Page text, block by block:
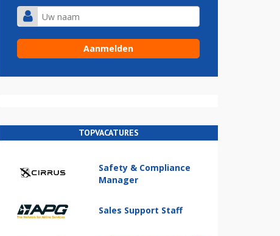
TOPVACATURES
Safety & Compliance
Manager
Sales Support Staff